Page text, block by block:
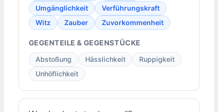
Umgänglichkeit
Verführungskraft
Witz
Zauber Zuvorkommenheit
GEGENTEILE & GEGENSTÜCKE
Abstoßung Hässlichkeit
Ruppigkeit
Unhöflichkeit